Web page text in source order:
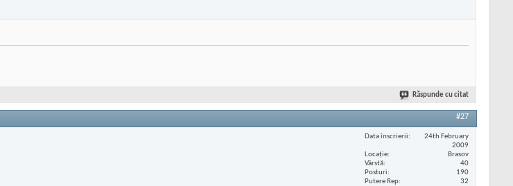
Răspunde cu citat
#27
Data înscrierii
24th February
2009
Locaţie
Brasov
Vârstă
40
Posturi
190
Putere Rep
32